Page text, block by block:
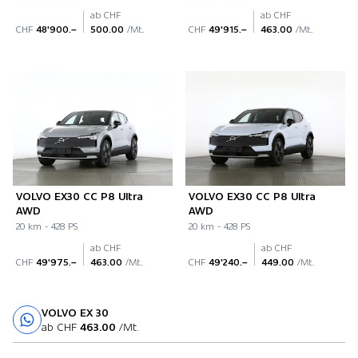
CHF 48'900.–
ab CHF
500.00 /Mt. CHF 49'915.–
ab CHF
463.00 /Mt.
VOLVO EX30 CC P8 Ultra
AWD
20 km - 428 PS
CHF 49'975.–
ab CHF
463.00 /Mt.
VOLVO EX30 CC P8 Ultra
AWD
20 km - 428 PS
CHF 49'240.–
ab CHF
449.00 /Mt.
VOLVO EX 30
ab CHF 463.00 /Mt.